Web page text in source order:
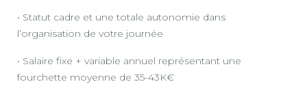
• Statut cadre et une totale autonomie dans
l’organisation de votre journée
• Salaire fixe + variable annuel représentant une
fourchette moyenne de 35-43K€